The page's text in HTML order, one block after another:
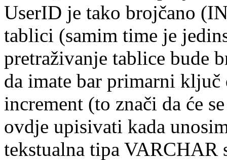
UserID je tako brojčano
tablici (samim time je
pretraživanje tablice bude
da imate bar primarni
increment (to znači da će
ovdje upisivati kada
tekstualna tipa VARCHAR